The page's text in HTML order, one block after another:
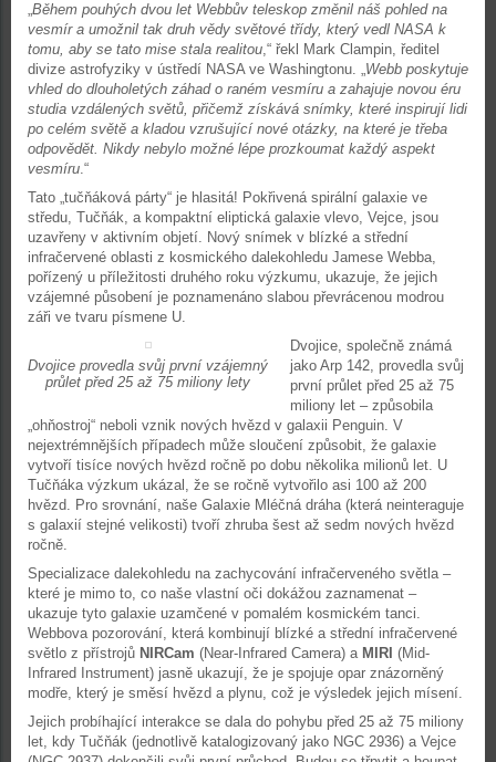
„Během pouhých dvou let Webbův teleskop změnil náš pohled na
vesmír a umožnil tak druh vědy světové třídy, který vedl NASA k
tomu, aby se tato mise stala realitou,“ řekl Mark Clampin, ředitel
divize astrofyziky v ústředí NASA ve Washingtonu. „Webb poskytuje
vhled do dlouholetých záhad o raném vesmíru a zahajuje novou éru
studia vzdálených světů, přičemž získává snímky, které inspirují lidi
po celém světě a kladou vzrušující nové otázky, na které je třeba
odpovědět. Nikdy nebylo možné lépe prozkoumat každý aspekt
vesmíru.“
Tato „tučňáková párty“ je hlasitá! Pokřivená spirální galaxie ve
středu, Tučňák, a kompaktní eliptická galaxie vlevo, Vejce, jsou
uzavřeny v aktivním objetí. Nový snímek v blízké a střední
infračervené oblasti z kosmického dalekohledu Jamese Webba,
pořízený u příležitosti druhého roku výzkumu, ukazuje, že jejich
vzájemné působení je poznamenáno slabou převrácenou modrou
záři ve tvaru písmene U.
Dvojice provedla svůj první vzájemný
průlet před 25 až 75 miliony lety
Dvojice, společně známá
jako Arp 142, provedla svůj
první průlet před 25 až 75
miliony let – způsobila
„ohňostroj“ neboli vznik nových hvězd v galaxii Penguin. V
nejextrémnějších případech může sloučení způsobit, že galaxie
vytvoří tisíce nových hvězd ročně po dobu několika milionů let. U
Tučňáka výzkum ukázal, že se ročně vytvořilo asi 100 až 200
hvězd. Pro srovnání, naše Galaxie Mléčná dráha (která neinteraguje
s galaxií stejné velikosti) tvoří zhruba šest až sedm nových hvězd
ročně.
Specializace dalekohledu na zachycování infračerveného světla –
které je mimo to, co naše vlastní oči dokážou zaznamenat –
ukazuje tyto galaxie uzamčené v pomalém kosmickém tanci.
Webbova pozorování, která kombinují blízké a střední infračervené
světlo z přístrojů NIRCam (Near-Infrared Camera) a MIRI (Mid-
Infrared Instrument) jasně ukazují, že je spojuje opar znázorněný
modře, který je směsí hvězd a plynu, což je výsledek jejich mísení.
Jejich probíhající interakce se dala do pohybu před 25 až 75 miliony
let, kdy Tučňák (jednotlivě katalogizovaný jako NGC 2936) a Vejce